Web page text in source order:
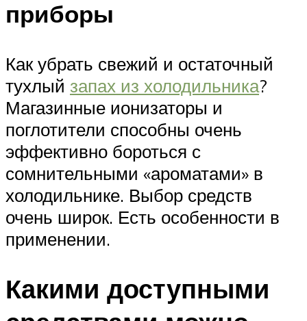
приборы
Как убрать свежий и остаточный
тухлый запах из холодильника?
Магазинные ионизаторы и
поглотители способны очень
эффективно бороться с
сомнительными «ароматами» в
холодильнике. Выбор средств
очень широк. Есть особенности в
применении.
Какими доступными